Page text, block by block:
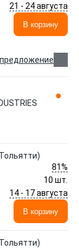
21 - 24 августа
В корзину
81%
10 шт.
14 - 17 августа
В корзину